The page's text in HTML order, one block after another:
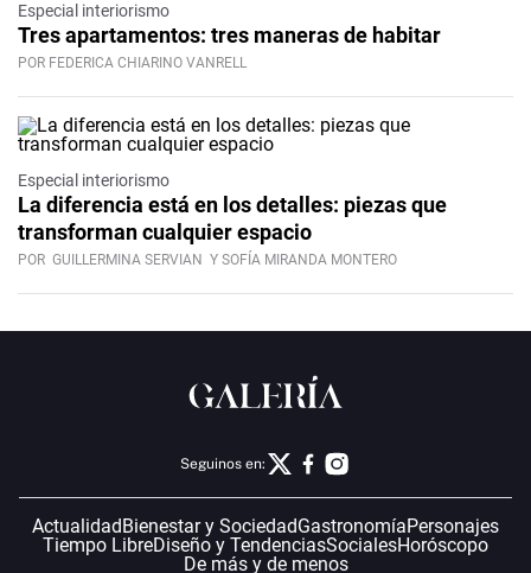
Especial interiorismo
Tres apartamentos: tres maneras de habitar
POR FEDERICA CHIARINO VANRELL
Especial interiorismo
La diferencia está en los detalles: piezas que
transforman cualquier espacio
POR GUILLERMINA SERVIAN Y SOFÍA MIRANDA MONTERO
Seguinos en:
Actualidad Bienestar y SociedadGastronomíaPersonajes
Tiempo LibreDiseño y TendenciasSocialesHoróscopo
De más y de menos